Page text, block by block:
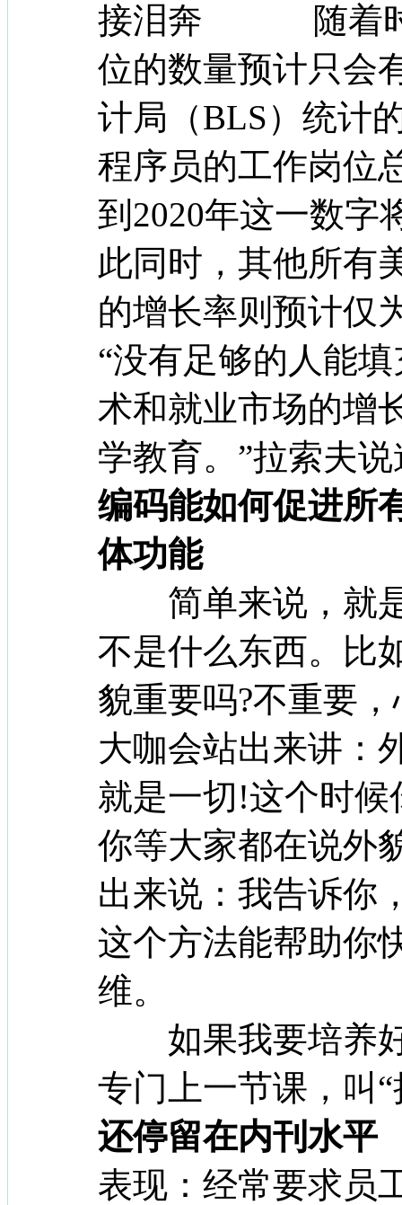
随着
位的数量预计只会
计局（BLS）统计
程序员的工作岗位
到2020年这一数字
此同时，其他所有
的增长率则预计仅
“没有足够的人能
术和就业市场的增
学教育。”拉索夫
编码能如何促进所
体功能
简单来说，就是
不是什么东西。比
貌重要吗?不重要
大咖会站出来讲：
就是一切!这个时
你等大家都在说外
出来说：我告诉你
这个方法能帮助你
维。
如果我要培养好
专门上一节课，叫“
还停留在内刊水平
表现：经常要求员